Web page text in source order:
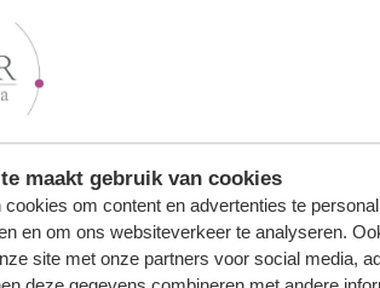
maakt gebruik van cookies
cookies om content en advertenties te
en om ons websiteverkeer te analyseren.
site met onze partners voor social media,
krijg je een waar juweeltje!